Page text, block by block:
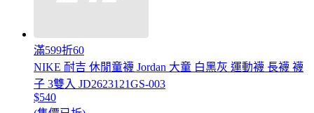
滿599折60
NIKE 耐吉 休閒童襪 Jordan 大童 白黑灰 運動襪 長襪 襪
子 3雙入 JD2623121GS-003
$540